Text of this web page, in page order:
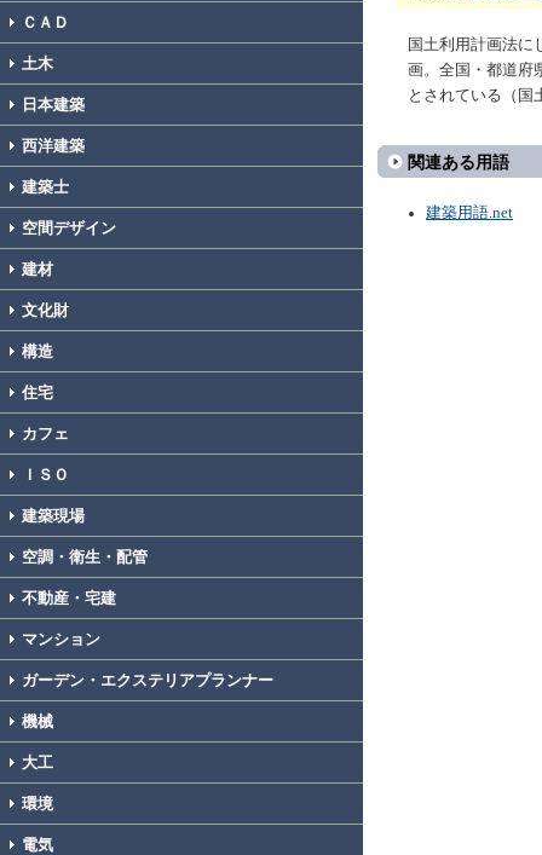
ＣＡＤ
土木
日本建築
西洋建築
建築士
空間デザイン
建材
文化財
構造
住宅
カフェ
ＩＳＯ
建築現場
空調・衛生・配管
不動産・宅建
マンション
ガーデン・エクステリアプランナー
機械
大工
環境
電気
国土利用計画法に
画。全国・都道府
とされている（国
関連ある用語
建築用語.net